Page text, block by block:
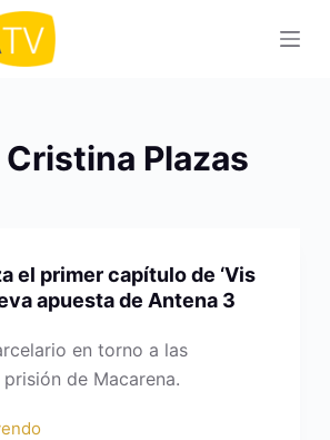
Cristina Plazas
el primer capítulo de ‘Vis
apuesta de Antena 3
en torno a las
de Macarena.